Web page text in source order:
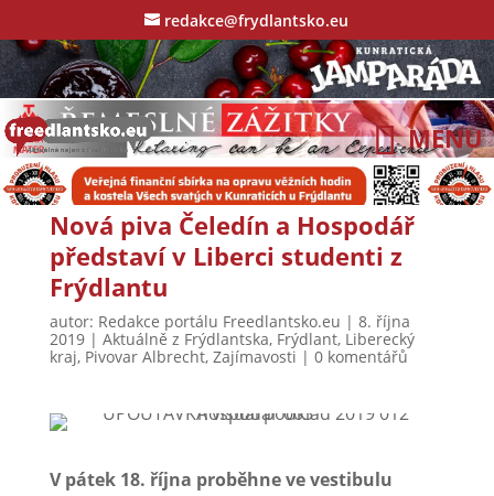
redakce@frydlantsko.eu
Nová piva Čeledín a Hospodář
představí v Liberci studenti z
Frýdlantu
autor: Redakce portálu Freedlantsko.eu | 8. října
2019| Aktuálně z Frýdlantska, Frýdlant, Liberecký
kraj, Pivovar Albrecht, Zajímavosti | 0 komentářů
V pátek 18. října proběhne ve vestibulu